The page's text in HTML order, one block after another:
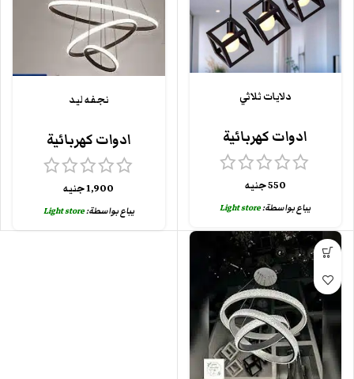
دلايات ثلاثي
ادوات كهربائية
550جنيه
يباع بواسطة:Light store
نجفه ليد
ادوات كهربائية
1,900جنيه
يباع بواسطة:Light store